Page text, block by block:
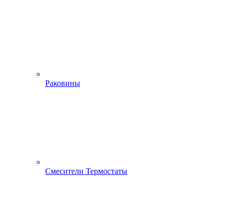
Раковины
Смесители Термостаты